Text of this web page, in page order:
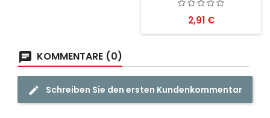
Preis
2,91 €
KOMMENTARE (0)
Schreiben Sie den ersten Kundenkommentar